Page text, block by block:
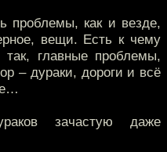
проблемы, как и везде,
вещи. Есть к чему
главные проблемы,
– дураки, дороги и всё
зачастую даже